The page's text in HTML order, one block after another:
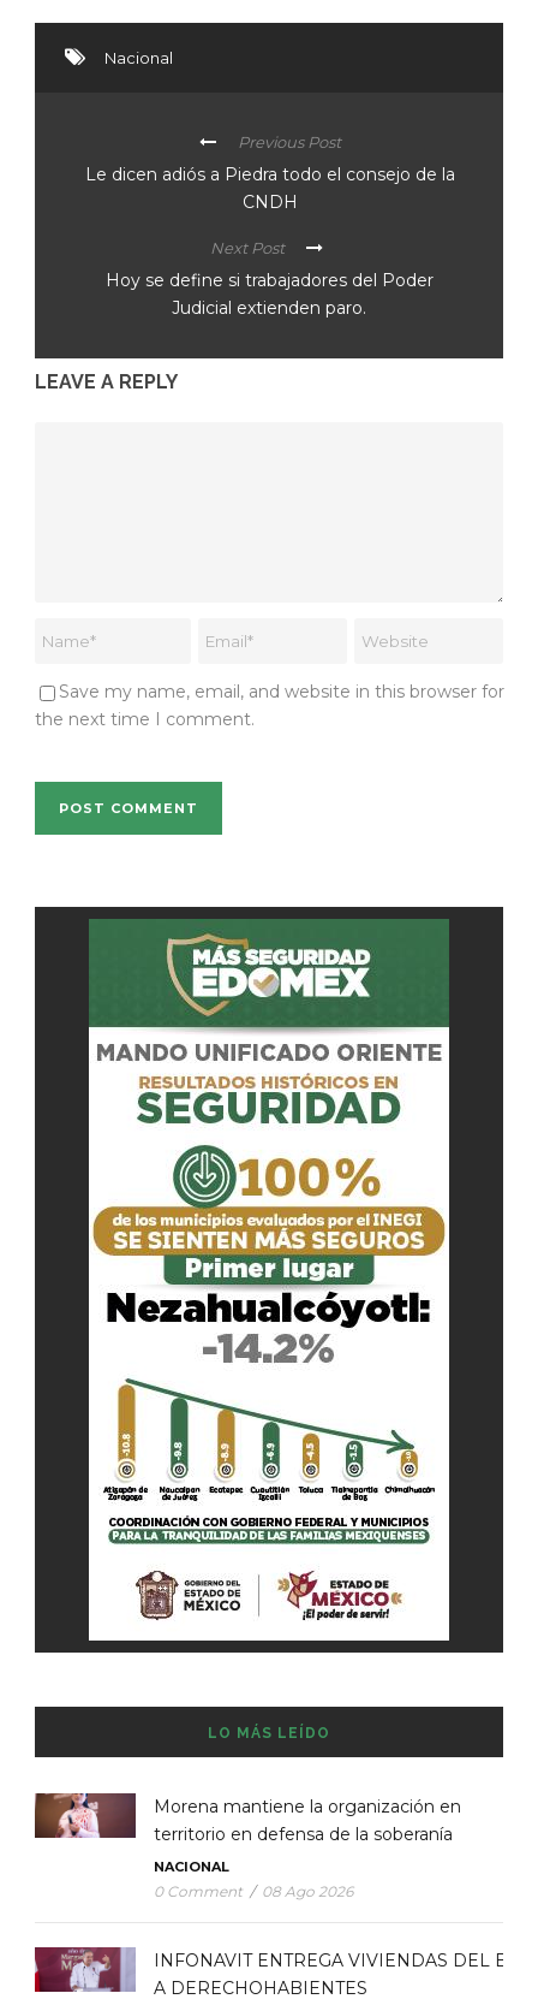
Nacional
Previous Post
Le dicen adiós a Piedra todo el consejo de la
CNDH
Next Post
Hoy se define si trabajadores del Poder
Judicial extienden paro.
LEAVE A REPLY
Save my name, email, and website in this browser for
the next time I comment.
LO MÁS LEÍDO
Morena mantiene la organización en
territorio en defensa de la soberanía
NACIONAL
0 Comment / 08 Ago 2026
INFONAVIT ENTREGA VIVIENDAS DEL
A DERECHOHABIENTES